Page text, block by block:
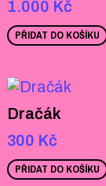
1.000 Kč
PŘIDAT DO KOŠÍKU
Dračák
300 Kč
PŘIDAT DO KOŠÍKU